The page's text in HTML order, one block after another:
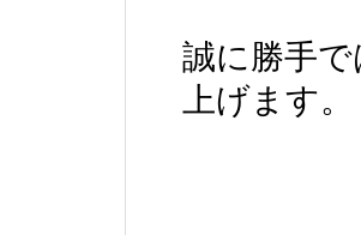
誠に勝手
上げます。